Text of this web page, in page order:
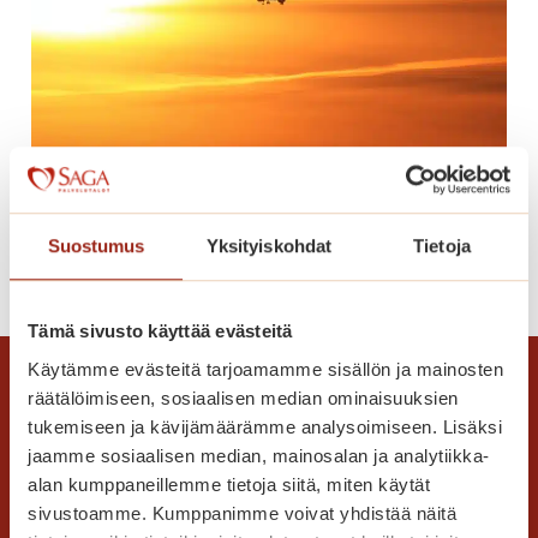
Suostumus Yksityiskohdat Tietoja
Tämä sivusto käyttää evästeitä
Käytämme evästeitä tarjoamamme sisällön ja mainosten
räätälöimiseen, sosiaalisen median ominaisuuksien
tukemiseen ja kävijämäärämme analysoimiseen. Lisäksi
jaamme sosiaalisen median, mainosalan ja analytiikka-
alan kumppaneillemme tietoja siitä, miten käytät
sivustoamme. Kumppanimme voivat yhdistää näitä
e
o
ä
t
ä
t
m
u
i
s
Lomaonnea
Lue lisää
o
n
e
a